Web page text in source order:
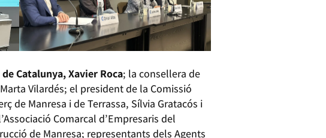
Catalunya, Xavier Roca; la consellera de
Vilardés; el president de la Comissió
de Manresa i de Terrassa, Sílvia Gratacós i
Comarcal d’Empresaris del
de Manresa; representants dels Agents